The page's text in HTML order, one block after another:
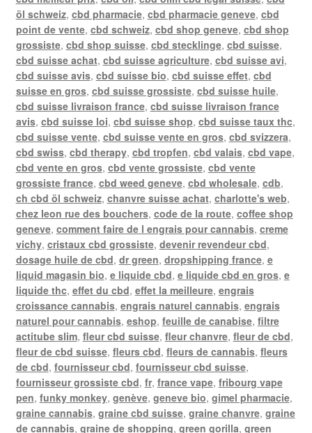
öl schweiz, cbd pharmacie, cbd pharmacie geneve, cbd
point de vente, cbd schweiz, cbd shop geneve, cbd shop
grossiste, cbd shop suisse, cbd stecklinge, cbd suisse,
cbd suisse achat, cbd suisse agriculture, cbd suisse avi,
cbd suisse avis, cbd suisse bio, cbd suisse effet, cbd
suisse en gros, cbd suisse grossiste, cbd suisse huile,
cbd suisse livraison france, cbd suisse livraison france
avis, cbd suisse loi, cbd suisse shop, cbd suisse taux thc,
cbd suisse vente, cbd suisse vente en gros, cbd svizzera,
cbd swiss, cbd therapy, cbd tropfen, cbd valais, cbd vape,
cbd vente en gros, cbd vente grossiste, cbd vente
grossiste france, cbd weed geneve, cbd wholesale, cdb,
ch cbd öl schweiz, chanvre suisse achat, charlotte's web,
chez leon rue des bouchers, code de la route, coffee shop
geneve, comment faire de l engrais pour cannabis, creme
vichy, cristaux cbd grossiste, devenir revendeur cbd,
dosage huile de cbd, dr green, dropshipping france, e
liquid magasin bio, e liquide cbd, e liquide cbd en gros, e
liquide thc, effet du cbd, effet la meilleure, engrais
croissance cannabis, engrais naturel cannabis, engrais
naturel pour cannabis, eshop, feuille de canabise, filtre
actitube slim, fleur cbd suisse, fleur chanvre, fleur de cbd,
fleur de cbd suisse, fleurs cbd, fleurs de cannabis, fleurs
de cbd, fournisseur cbd, fournisseur cbd suisse,
fournisseur grossiste cbd, fr, france vape, fribourg vape
pen, funky monkey, genève, geneve bio, gimel pharmacie,
graine cannabis, graine cbd suisse, graine chanvre, graine
de cannabis, graine de shopping, green gorilla, green